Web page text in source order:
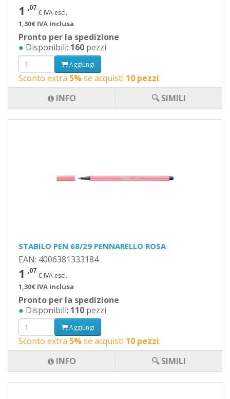
1 ,07
€ IVA escl.
1,30€ IVA inclusa
Pronto per la spedizione
● Disponibili: 160 pezzi
Aggiungi
Sconto extra 5%se acquisti 10 pezzi.
INFO
🔍 SIMILI
STABILO PEN 68/29 PENNARELLO ROSA
EAN: 4006381333184
1 ,07
€ IVA escl.
1,30€ IVA inclusa
Pronto per la spedizione
● Disponibili: 110 pezzi
Aggiungi
Sconto extra 5%se acquisti 10 pezzi.
INFO
🔍 SIMILI